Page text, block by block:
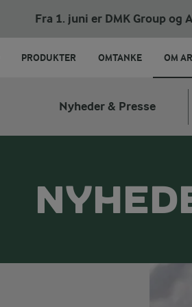
Fra 1. juni er DMK Group og
PRODUKTER OMTANKE OM
Nyheder & Presse